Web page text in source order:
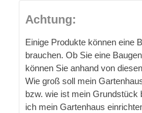
Achtung:
Einige Produkte können eine
brauchen. Ob Sie eine
können Sie anhand von
Wie groß soll mein
bzw. wie ist mein Grundstück
ich mein Gartenhaus